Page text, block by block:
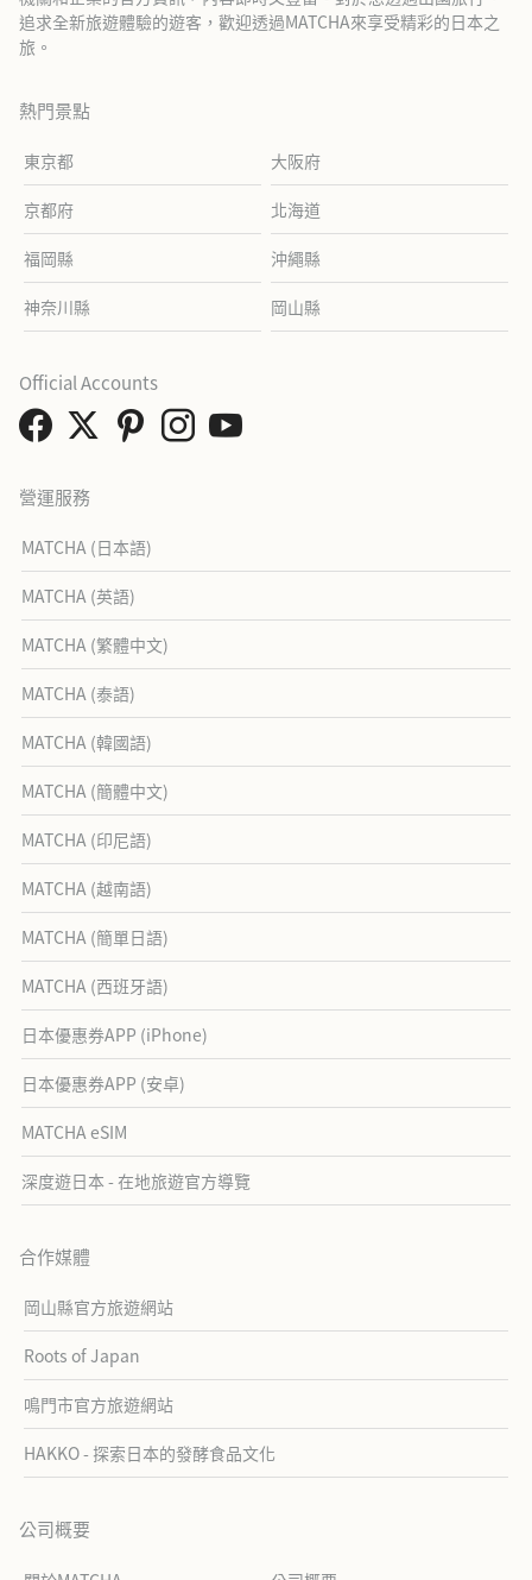
追求全新旅遊體驗的遊客，歡迎透過MATCHA來享受精彩的日本之
旅。
熱門景點
東京都 大阪府
京都府 北海道
福岡縣 沖繩縣
神奈川縣 岡山縣
營運服務
MATCHA (日本語)
MATCHA (英語)
MATCHA (繁體中文)
MATCHA (泰語)
MATCHA (韓國語)
MATCHA (簡體中文)
MATCHA (印尼語)
MATCHA (越南語)
MATCHA (簡單日語)
MATCHA (西班牙語)
日本優惠券APP (iPhone)
日本優惠券APP (安卓)
MATCHA eSIM
深度遊日本 - 在地旅遊官方導覽
合作媒體
岡山縣官方旅遊網站
Roots of Japan
鳴門市官方旅遊網站
HAKKO - 探索日本的發酵食品文化
公司概要
Official Accounts